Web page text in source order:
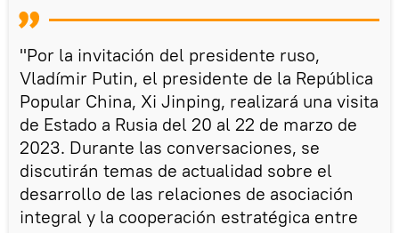
"Por la invitación del presidente ruso,
Vladímir Putin, el presidente de la República
Popular China, Xi Jinping, realizará una visita
de Estado a Rusia del 20 al 22 de marzo de
2023. Durante las conversaciones, se
discutirán temas de actualidad sobre el
desarrollo de las relaciones de asociación
integral y la cooperación estratégica entre